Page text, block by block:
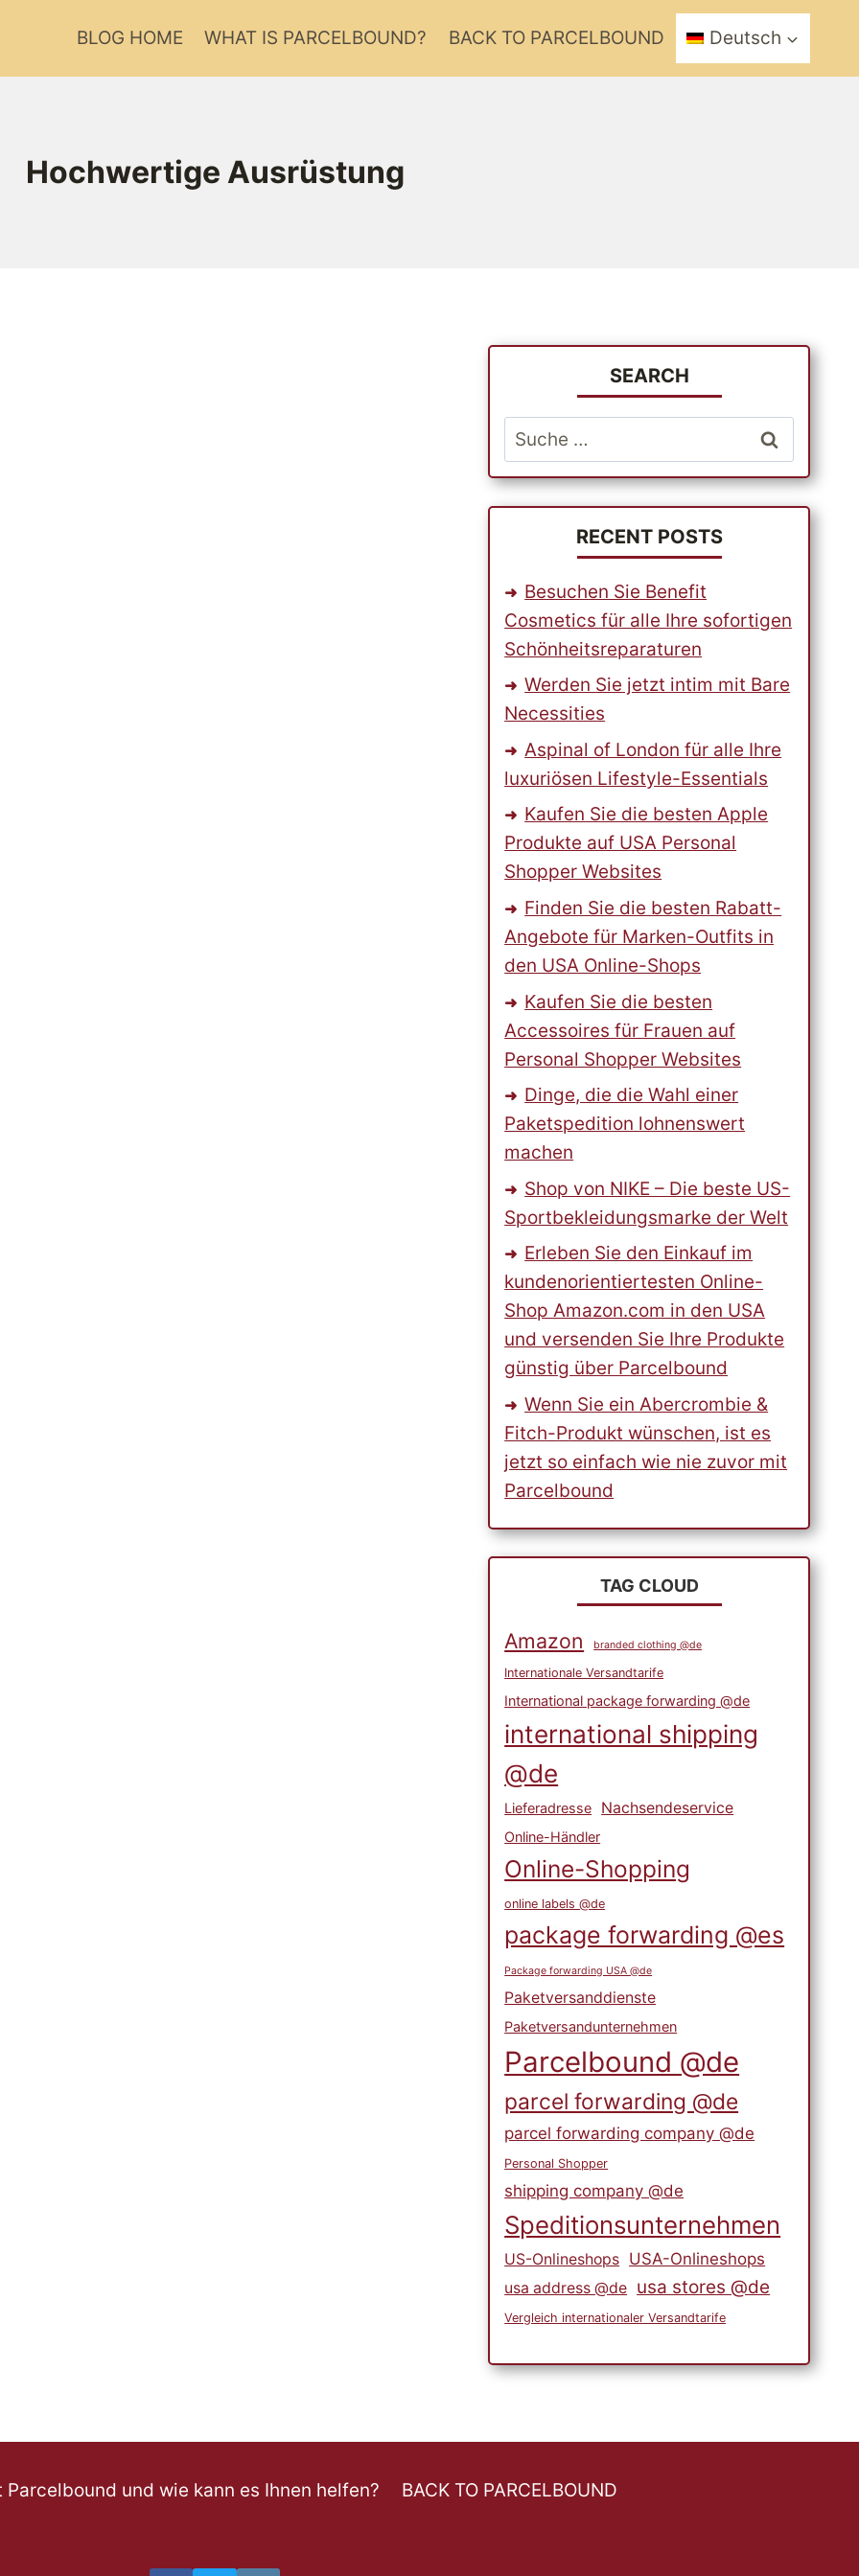
BLOG HOME WHAT IS PARCELBOUND? BACK TO PARCELBOUND Deutsch
Hochwertige Ausrüstung
SEARCH
Suche
nach:
RECENT POSTS
Besuchen Sie Benefit
Cosmetics für alle Ihre sofortigen
Schönheitsreparaturen
Werden Sie jetzt intim mit Bare
Necessities
Aspinal of London für alle Ihre
luxuriösen Lifestyle-Essentials
Kaufen Sie die besten Apple
Produkte auf USA Personal
Shopper Websites
Finden Sie die besten Rabatt-
Angebote für Marken-Outfits in
den USA Online-Shops
Kaufen Sie die besten
Accessoires für Frauen auf
Personal Shopper Websites
Dinge, die die Wahl einer
Paketspedition lohnenswert
machen
Shop von NIKE – Die beste US-
Sportbekleidungsmarke der Welt
Erleben Sie den Einkauf im
kundenorientiertesten Online-
Shop Amazon.com in den USA
und versenden Sie Ihre Produkte
günstig über Parcelbound
Wenn Sie ein Abercrombie &
Fitch-Produkt wünschen, ist es
jetzt so einfach wie nie zuvor mit
Parcelbound
TAG CLOUD
Amazon branded clothing @de
Internationale Versandtarife
International package forwarding @de
international shipping
@de
Lieferadresse Nachsendeservice
Online-Händler
Online-Shopping
online labels @de
package forwarding @es
Package forwarding USA @de
Paketversanddienste
Paketversandunternehmen
Parcelbound @de
parcel forwarding @de
parcel forwarding company @de
Personal Shopper
shipping company @de
Speditionsunternehmen
US-Onlineshops USA-Onlineshops
usa address @de usa stores @de
Vergleich internationaler Versandtarife
Parcelbound und wie kann es Ihnen helfen? BACK TO PARCELBOUND